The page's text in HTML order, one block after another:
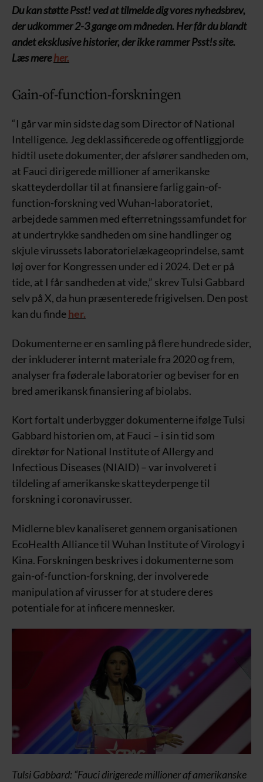
Du kan støtte Psst! ved at tilmelde dig vores nyhedsbrev,
der udkommer 2-3 gange om måneden. Her får du blandt
andet eksklusive historier, der ikke rammer Psst!s site.
Læs mereher.
Gain-of-function-forskningen
“I går var min sidste dag som Director of National
Intelligence. Jeg deklassificerede og offentliggjorde
hidtil usete dokumenter, der afslører sandheden om,
at Fauci dirigerede millioner af amerikanske
skatteyderdollar til at finansiere farlig gain-of-
function-forskning ved Wuhan-laboratoriet,
arbejdede sammen med efterretningssamfundet for
at undertrykke sandheden om sine handlinger og
skjule virussets laboratorielækageoprindelse, samt
løj over for Kongressen under ed i 2024. Det er på
tide, at I får sandheden at vide,” skrev Tulsi Gabbard
selv på X, da hun præsenterede frigivelsen. Den post
kan du findeher.
Dokumenterne er en samling på flere hundrede sider,
der inkluderer internt materiale fra 2020 og frem,
analyser fra føderale laboratorier og beviser for en
bred amerikansk finansiering af biolabs.
Kort fortalt underbygger dokumenterne ifølge Tulsi
Gabbard historien om, at Fauci – i sin tid som
direktør for National Institute of Allergy and
Infectious Diseases (NIAID) – var involveret i
tildeling af amerikanske skatteyderpenge til
forskning i coronavirusser.
Midlerne blev kanaliseret gennem organisationen
EcoHealth Alliance til Wuhan Institute of Virology i
Kina. Forskningen beskrives i dokumenterne som
gain-of-function-forskning, der involverede
manipulation af virusser for at studere deres
potentiale for at inficere mennesker.
Tulsi Gabbard: “Fauci dirigerede millioner af amerikanske